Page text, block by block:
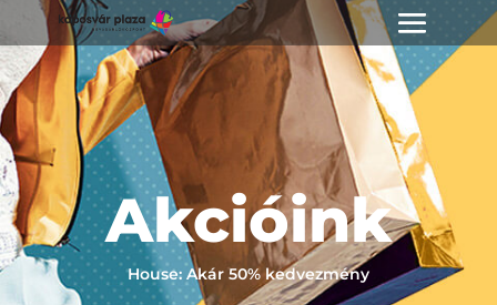
Akcióink
House: Akár 50% kedvezmény